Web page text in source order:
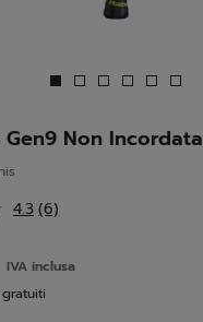
Gen9 Non Incordata
4.3 Leggi
Stesso
link
alla
(6)
IVA inclusa